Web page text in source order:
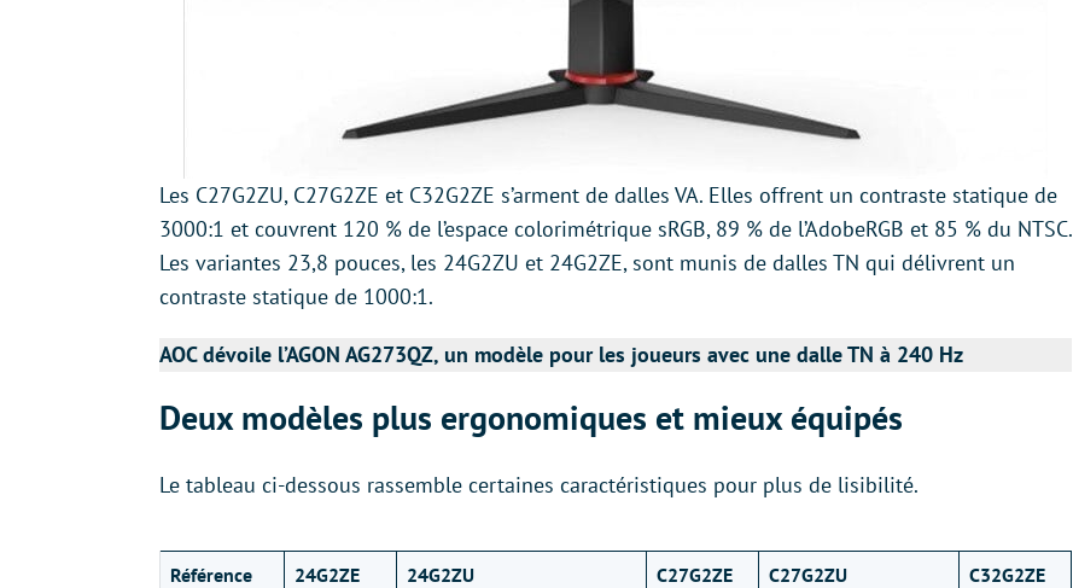
Les C27G2ZU, C27G2ZE et C32G2ZE s’arment de dalles VA. Elles offrent un contraste statique de
3000:1 et couvrent 120 % de l’espace colorimétrique sRGB, 89 % de l’AdobeRGB et 85 % du NTSC.
Les variantes 23,8 pouces, les 24G2ZU et 24G2ZE, sont munis de dalles TN qui délivrent un
contraste statique de 1000:1.
AOC dévoile l’AGON AG273QZ, un modèle pour les joueurs avec une dalle TN à 240 Hz
Deux modèles plus ergonomiques et mieux équipés
Le tableau ci-dessous rassemble certaines caractéristiques pour plus de lisibilité.
Référence 24G2ZE 24G2ZU C27G2ZE C27G2ZU
C32G2ZE